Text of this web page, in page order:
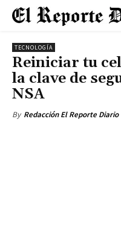
TECNOLOGÍA
Reiniciar tu
la clave de
NSA
By Redacción El Reporte Diario